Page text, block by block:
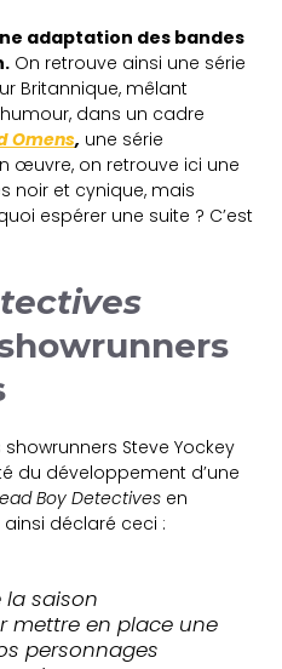
adaptation des bandes
On retrouve ainsi une série
Britannique, mêlant
dans un cadre
Omens, une série
œuvre, on retrouve ici une
noir et cynique, mais
espérer une suite ? C’est
showrunners Steve Yockey
du développement d’une
Boy Detectives en
ainsi déclaré ceci :
la saison
mettre en place une
personnages